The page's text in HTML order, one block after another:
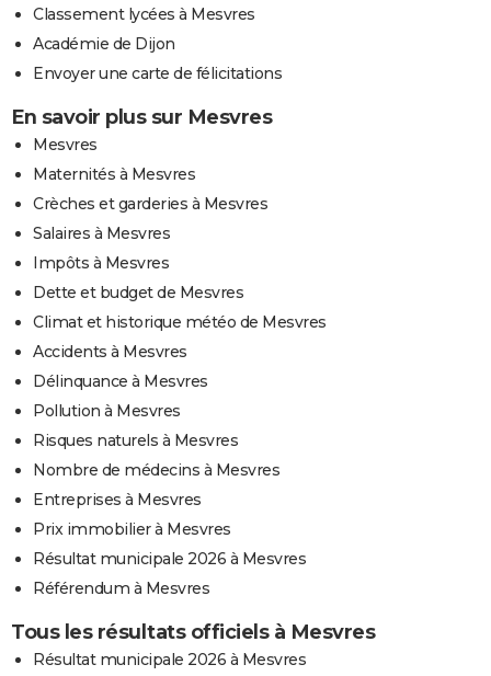
Classement lycées à Mesvres
Académie de Dijon
Envoyer une carte de félicitations
En savoir plus sur Mesvres
Mesvres
Maternités à Mesvres
Crèches et garderies à Mesvres
Salaires à Mesvres
Impôts à Mesvres
Dette et budget de Mesvres
Climat et historique météo de Mesvres
Accidents à Mesvres
Délinquance à Mesvres
Pollution à Mesvres
Risques naturels à Mesvres
Nombre de médecins à Mesvres
Entreprises à Mesvres
Prix immobilier à Mesvres
Résultat municipale 2026 à Mesvres
Référendum à Mesvres
Tous les résultats officiels à Mesvres
Résultat municipale 2026 à Mesvres